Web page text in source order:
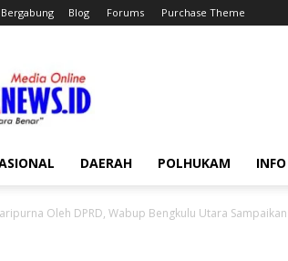
Blog Forums Purchase Theme
DAERAH POLHUKAM
Oleh DPRD, Wabup Bengkulu Utara